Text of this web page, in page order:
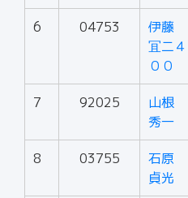
6 04753
伊藤
冝二４
００
7 92025
山根
秀一
8 03755
石原
貞光